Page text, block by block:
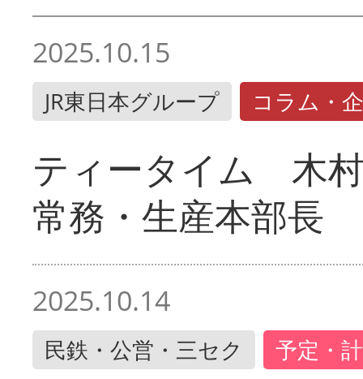
2025.10.15
JR東日本グループ コラム・
ティータイム 木
常務・生産本部長
2025.10.14
民鉄・公営・三セク 予定・